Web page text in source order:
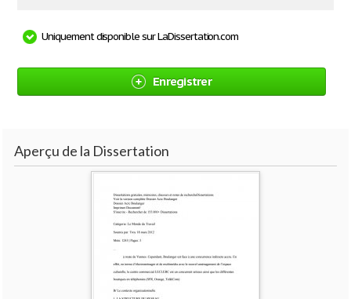
Uniquement disponible sur LaDissertation.com
Enregistrer
Aperçu de la Dissertation